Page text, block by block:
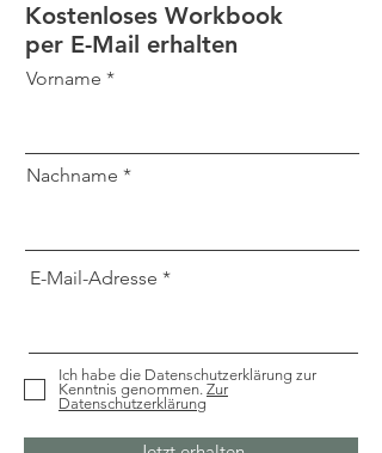
Kostenloses Workbook
per E-Mail erhalten
Vorname
Nachname
E-Mail-Adresse
Ich habe die Datenschutzerklärung zur
Kenntnis genommen. Zur
Datenschutzerklärung